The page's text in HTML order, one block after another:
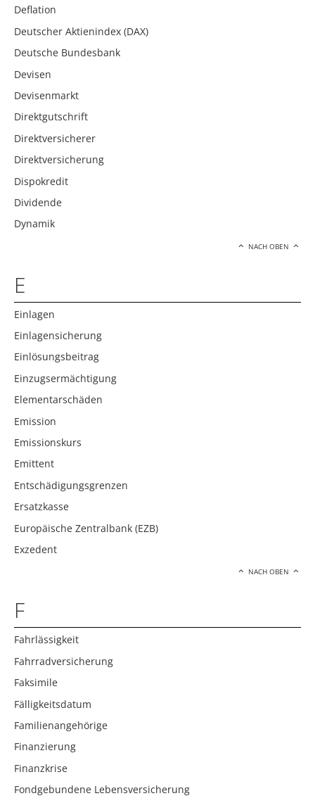
Deflation
Deutscher Aktienindex (DAX)
Deutsche Bundesbank
Devisen
Devisenmarkt
Direktgutschrift
Direktversicherer
Direktversicherung
Dispokredit
Dividende
Dynamik
NACH OBEN
E
Einlagen
Einlagensicherung
Einlösungsbeitrag
Einzugsermächtigung
Elementarschäden
Emission
Emissionskurs
Emittent
Entschädigungsgrenzen
Ersatzkasse
Europäische Zentralbank (EZB)
Exzedent
NACH OBEN
F
Fahrlässigkeit
Fahrradversicherung
Faksimile
Fälligkeitsdatum
Familienangehörige
Finanzierung
Finanzkrise
Fondgebundene Lebensversicherung